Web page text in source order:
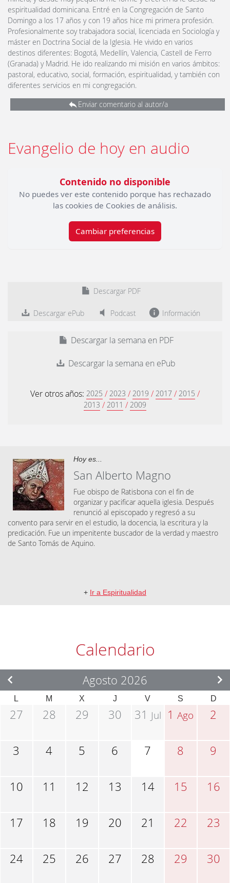
espiritualidad dominicana. Entré en la Congregación de Santo
Domingo a los 17 años y con 19 años hice mi primera profesión.
Profesionalmente soy trabajadora social, licenciada en Sociología y
máster en Doctrina Social de la Iglesia. He vivido en varios
destinos diferentes: Bogotá, Medellín, Valencia, Castell de Ferro
(Granada) y Madrid. He ido realizando mi misión en varios ámbitos:
pastoral, educativo, social, formación, espiritualidad, y también con
diferentes servicios en mi congregación.
Enviar comentario al autor/a
Evangelio de hoy en audio
Contenido no disponible
No puedes ver este contenido porque has rechazado
las cookies de Cookies de análisis.
Cambiar preferencias
Descargar PDF
Descargar ePub Podcast Información
Descargar la semana en PDF
Descargar la semana en ePub
Ver otros años: 2025 / 2023 / 2019 / 2017 / 2015 /
2013 / 2011 / 2009
Hoy es...
San Alberto Magno
Fue obispo de Ratisbona con el fin de
organizar y pacificar aquella iglesia. Después
renunció al episcopado y regresó a su
convento para servir en el estudio, la docencia, la escritura y la
predicación. Fue un impenitente buscador de la verdad y maestro
de Santo Tomás de Aquino.
+ Ir a Espiritualidad
Calendario
Agosto 2026
L M X J V S D
27 28 29 30 31 Jul 1Ago 2
3 4 5 6 7 8 9
10 11 12 13 14 15 16
17 18 19 20 21 22 23
24 25 26 27 28 29 30